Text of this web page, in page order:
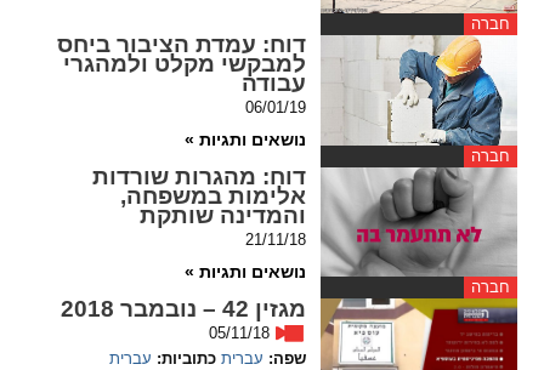
cached
איפוס
כל
ההגדרות
flag
השארת
חברה
חברה
דוח : עמדת הציבור ביחס
למבקשי מקלט ולמהגרי
עבודה
06/01/19
נושאים ותגיות »
חברה
דוח : מהגרות שורדות
אלימות במשפחה,
והמדינה שותקת
21/11/18
נושאים ותגיות »
מגזין 42 – נובמבר 2018
05/11/18
שפה: עברית כתוביות: עברית